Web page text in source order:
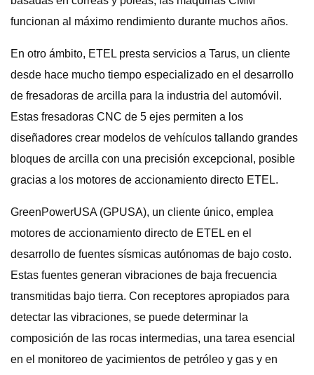
funcionan al máximo rendimiento durante muchos años.
En otro ámbito, ETEL presta servicios a Tarus, un cliente
desde hace mucho tiempo especializado en el desarrollo
de fresadoras de arcilla para la industria del automóvil.
Estas fresadoras CNC de 5 ejes permiten a los
diseñadores crear modelos de vehículos tallando grandes
bloques de arcilla con una precisión excepcional, posible
gracias a los motores de accionamiento directo ETEL.
GreenPowerUSA (GPUSA), un cliente único, emplea
motores de accionamiento directo de ETEL en el
desarrollo de fuentes sísmicas autónomas de bajo costo.
Estas fuentes generan vibraciones de baja frecuencia
transmitidas bajo tierra. Con receptores apropiados para
detectar las vibraciones, se puede determinar la
composición de las rocas intermedias, una tarea esencial
en el monitoreo de yacimientos de petróleo y gas y en